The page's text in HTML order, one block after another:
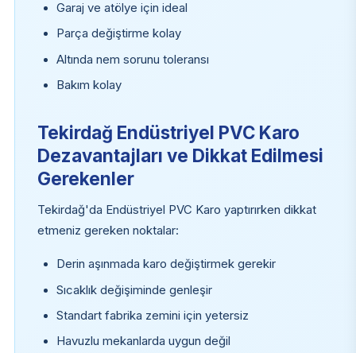
Garaj ve atölye için ideal
Parça değiştirme kolay
Altında nem sorunu toleransı
Bakım kolay
Tekirdağ Endüstriyel PVC Karo
Dezavantajları ve Dikkat Edilmesi
Gerekenler
Tekirdağ'da Endüstriyel PVC Karo yaptırırken dikkat
etmeniz gereken noktalar:
Derin aşınmada karo değiştirmek gerekir
Sıcaklık değişiminde genleşir
Standart fabrika zemini için yetersiz
Havuzlu mekanlarda uygun değil